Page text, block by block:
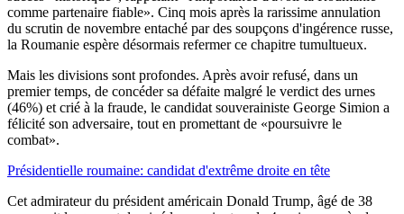
comme partenaire fiable». Cinq mois après la rarissime annulation
du scrutin de novembre entaché par des soupçons d'ingérence russe,
la Roumanie espère désormais refermer ce chapitre tumultueux.
Mais les divisions sont profondes. Après avoir refusé, dans un
premier temps, de concéder sa défaite malgré le verdict des urnes
(46%) et crié à la fraude, le candidat souverainiste George Simion a
félicité son adversaire, tout en promettant de «poursuivre le
combat».
Présidentielle roumaine: candidat d'extrême droite en tête
Cet admirateur du président américain Donald Trump, âgé de 38